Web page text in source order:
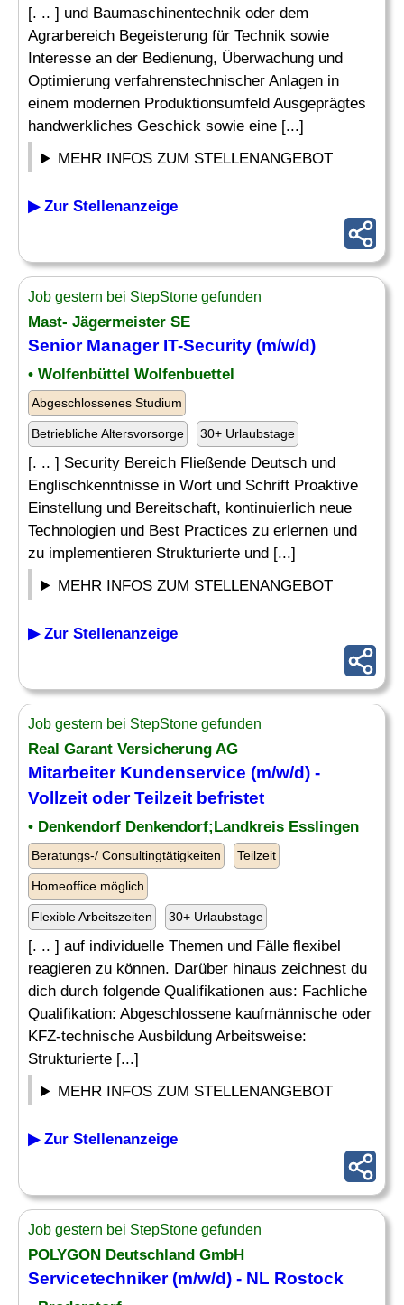
[. .. ] und Baumaschinentechnik oder dem
Agrarbereich Begeisterung für Technik sowie
Interesse an der Bedienung, Überwachung und
Optimierung verfahrenstechnischer Anlagen in
einem modernen Produktionsumfeld Ausgeprägtes
handwerkliches Geschick sowie eine [...]
MEHR INFOS ZUM STELLENANGEBOT
▶ Zur Stellenanzeige
Job gestern bei StepStone gefunden
Mast- Jägermeister SE
Senior Manager IT-Security (m/w/d)
• Wolfenbüttel Wolfenbuettel
Abgeschlossenes Studium
Betriebliche Altersvorsorge 30+ Urlaubstage
[. .. ] Security Bereich Fließende Deutsch und
Englischkenntnisse in Wort und Schrift Proaktive
Einstellung und Bereitschaft, kontinuierlich neue
Technologien und Best Practices zu erlernen und
zu implementieren Strukturierte und [...]
MEHR INFOS ZUM STELLENANGEBOT
▶ Zur Stellenanzeige
Job gestern bei StepStone gefunden
Real Garant Versicherung AG
Mitarbeiter Kundenservice (m/w/d) -
Vollzeit oder Teilzeit befristet
• Denkendorf Denkendorf;Landkreis Esslingen
Beratungs-/ Consultingtätigkeiten Teilzeit
Homeoffice möglich
Flexible Arbeitszeiten 30+ Urlaubstage
[. .. ] auf individuelle Themen und Fälle flexibel
reagieren zu können. Darüber hinaus zeichnest du
dich durch folgende Qualifikationen aus: Fachliche
Qualifikation: Abgeschlossene kaufmännische oder
KFZ-technische Ausbildung Arbeitsweise:
Strukturierte [...]
MEHR INFOS ZUM STELLENANGEBOT
▶ Zur Stellenanzeige
Job gestern bei StepStone gefunden
POLYGON Deutschland GmbH
Servicetechniker (m/w/d) - NL Rostock